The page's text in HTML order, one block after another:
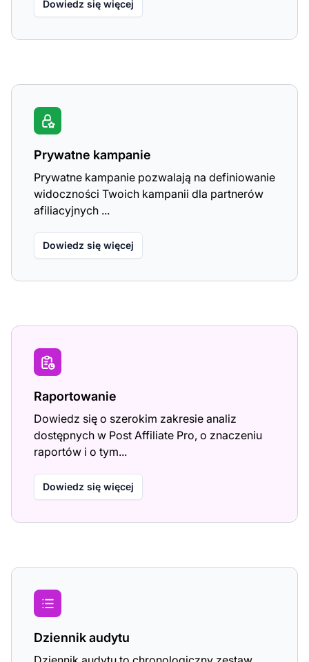
Dowiedz się więcej
Prywatne kampanie
Prywatne kampanie pozwalają na definiowanie
widoczności Twoich kampanii dla partnerów
afiliacyjnych ...
Dowiedz się więcej
Raportowanie
Dowiedz się o szerokim zakresie analiz
dostępnych w Post Affiliate Pro, o znaczeniu
raportów i o tym...
Dowiedz się więcej
Dziennik audytu